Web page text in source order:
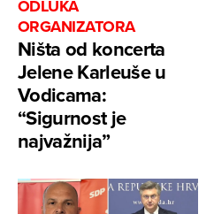
ODLUKA
ORGANIZATORA
Ništa od koncerta
Jelene Karleuše u
Vodicama:
“Sigurnost je
najvažnija”